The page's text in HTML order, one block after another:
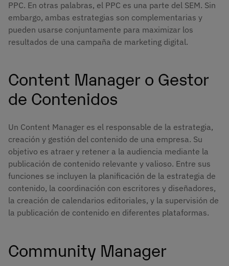
PPC. En otras palabras, el PPC es una parte del SEM​​​​. Sin
embargo, ambas estrategias son complementarias y
pueden usarse conjuntamente para maximizar los
resultados de una campaña de marketing digital​​.
Content Manager o Gestor
de Contenidos
Un Content Manager es el responsable de la estrategia,
creación y gestión del contenido de una empresa. Su
objetivo es atraer y retener a la audiencia mediante la
publicación de contenido relevante y valioso. Entre sus
funciones se incluyen la planificación de la estrategia de
contenido, la coordinación con escritores y diseñadores,
la creación de calendarios editoriales, y la supervisión de
la publicación de contenido en diferentes plataformas.
Community Manager